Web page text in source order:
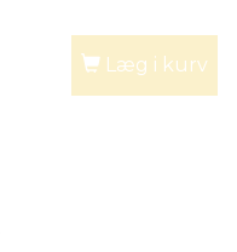
Læg i kurv